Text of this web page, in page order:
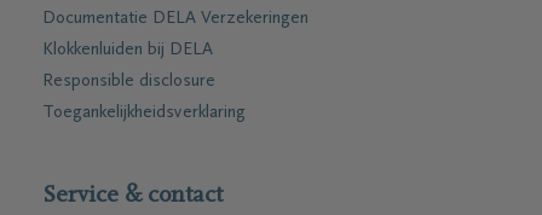
Documentatie DELA Verzekeringen
Klokkenluiden bij DELA
Responsible disclosure
Toegankelijkheidsverklaring
Service & contact